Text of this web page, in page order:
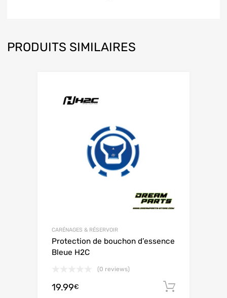
PRODUITS SIMILAIRES
CARÉNAGES & RÉSERVOIR
Protection de bouchon d’essence
Bleue H2C
(0 reviews)
19.99€